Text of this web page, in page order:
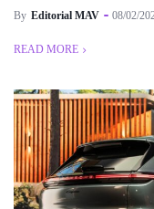
By Editorial MAV 08/02/
READ MORE